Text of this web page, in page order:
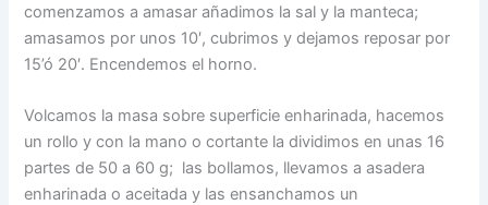
comenzamos a amasar añadimos la sal y la manteca;
amasamos por unos 10′, cubrimos y dejamos reposar por
15’ó 20′. Encendemos el horno.
Volcamos la masa sobre superficie enharinada, hacemos
un rollo y con la mano o cortante la dividimos en unas 16
partes de 50 a 60 g; las bollamos, llevamos a asadera
enharinada o aceitada y las ensanchamos un